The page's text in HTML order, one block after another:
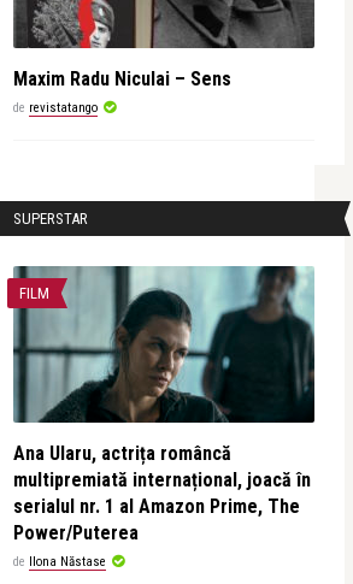
Maxim Radu Niculai – Sens
de revistatango
SUPERSTAR
FILM
Ana Ularu, actrița româncă
multipremiată internațional, joacă în
serialul nr. 1 al Amazon Prime, The
Power/Puterea
de Ilona Năstase